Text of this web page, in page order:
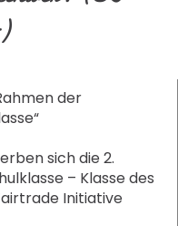
der
sich die 2.
– Klasse des
Initiative